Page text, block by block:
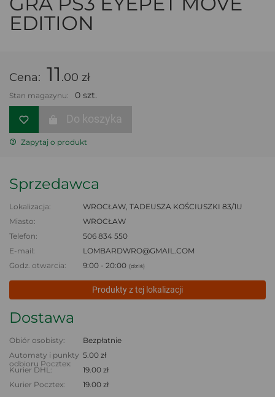
EDITION
Cena: 11 .00 zł
Stan magazynu: 0 szt.
Do koszyka
Zapytaj o produkt
Sprzedawca
Lokalizacja:
WROCŁAW, TADEUSZA KOŚCIUSZKI 83/1U
Miasto:
WROCŁAW
Telefon:
506 834 550
E-mail:
LOMBARDWRO@GMAIL.COM
Godz. otwarcia:
9:00 - 20:00 (dziś)
Produkty z tej lokalizacji
Dostawa
Obiór osobisty:
Bezpłatnie
Automaty i punkty
odbioru Pocztex:
5.00 zł
Kurier DHL:
19.00 zł
Kurier Pocztex:
19.00 zł